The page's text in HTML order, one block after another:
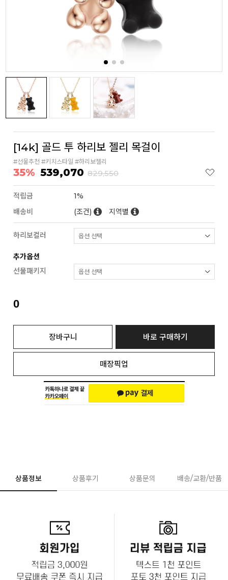
[14k] 골드 투 하리보 젤리 목걸이
#선물추천 #키치스타일 #하리보젤리
35% 539,070 829,550
적립금
1%
배송비
(조건) 지역별
하리보컬러
추가옵션
선물패키지
0
장바구니 바로 구매하기
매장픽업
상품정보 상품후기 상품문의 배송/교환/반품